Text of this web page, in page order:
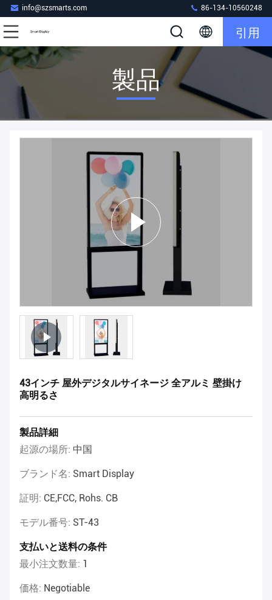
info@szsmarts.com 86-134-10560248
引用
製品
43インチ 屋外デジタルサイネージ 全アルミ 壁掛け
高明るさ
製品詳細
起源の場所: 中国
ブランド名: Smart Display
証明: CE,FCC, Rohs. CB
モデル番号: ST-43
支払いと送料の条件
最小注文数量: 1
価格: Negotiable